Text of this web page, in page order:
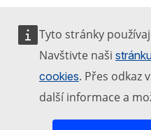
Tyto stránky
Navštivte naši
cookies. Přes odkaz
další informace a